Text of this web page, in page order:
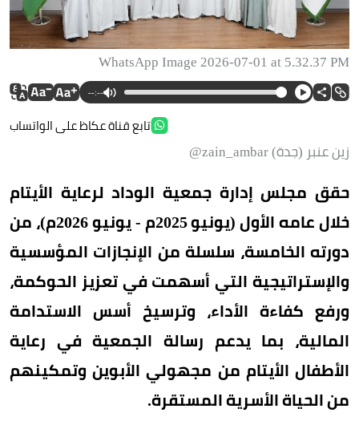
WhatsApp Image 2026-07-01 at 5.32.37 PM
--:--
تابع قناة عكاظ على الواتساب
زين عنبر (جدة) zain_ambar@
حقق مجلس إدارة جمعية الوداد لرعاية الأيتام
خلال عامه الأول (يونيو 2025م - يونيو 2026م)، من
دورته الخامسة، سلسلة من الإنجازات المؤسسية
والإستراتيجية التي أسهمت في تعزيز الحوكمة،
ورفع كفاءة الأداء، وترسيخ أسس الاستدامة
المالية، بما يدعم رسالة الجمعية في رعاية
الأطفال الأيتام من مجهولي الأبوين وتمكينهم
من الحياة الأسرية المستقرة.